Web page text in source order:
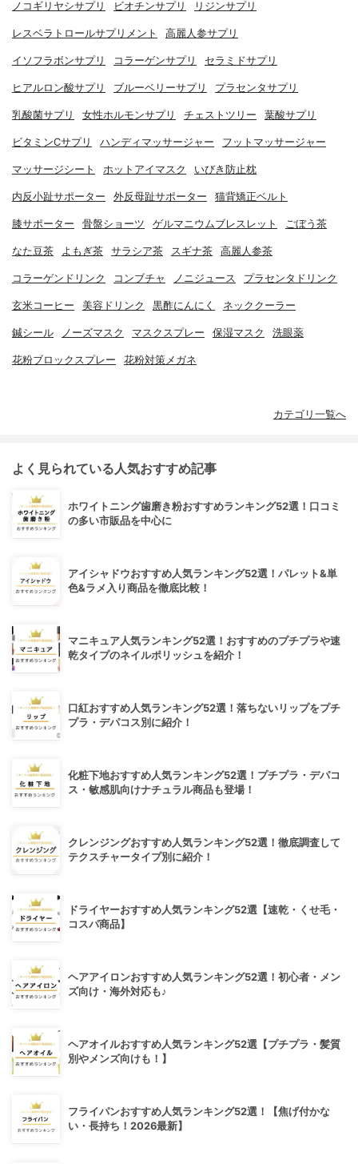
ノコギリヤシサプリ ビオチンサプリ リジンサプリ
レスベラトロールサプリメント 高麗人参サプリ
イソフラボンサプリ コラーゲンサプリ セラミドサプリ
ヒアルロン酸サプリ ブルーベリーサプリ プラセンタサプリ
乳酸菌サプリ 女性ホルモンサプリ チェストツリー 葉酸サプリ
ビタミンCサプリ ハンディマッサージャー フットマッサージャー
マッサージシート ホットアイマスク いびき防止枕
内反小趾サポーター 外反母趾サポーター 猫背矯正ベルト
膝サポーター 骨盤ショーツ ゲルマニウムブレスレット ごぼう茶
なた豆茶 よもぎ茶 サラシア茶 スギナ茶 高麗人参茶
コラーゲンドリンク コンブチャ ノニジュース プラセンタドリンク
玄米コーヒー 美容ドリンク 黒酢にんにく ネッククーラー
鍼シール ノーズマスク マスクスプレー 保湿マスク 洗眼薬
花粉ブロックスプレー 花粉対策メガネ
カテゴリ一覧へ
よく見られている人気おすすめ記事
ホワイトニング歯磨き粉おすすめランキング52選！口コミ
の多い市販品を中心に
アイシャドウおすすめ人気ランキング52選！パレット&単
色&ラメ入り商品を徹底比較！
マニキュア人気ランキング52選！おすすめのプチプラや速
乾タイプのネイルポリッシュを紹介！
口紅おすすめ人気ランキング52選！落ちないリップをプチ
プラ・デパコス別に紹介！
化粧下地おすすめ人気ランキング52選！プチプラ・デパコ
ス・敏感肌向けナチュラル商品も登場！
クレンジングおすすめ人気ランキング52選！徹底調査して
テクスチャータイプ別に紹介！
ドライヤーおすすめ人気ランキング52選【速乾・くせ毛・
コスパ商品】
ヘアアイロンおすすめ人気ランキング52選！初心者・メン
ズ向け・海外対応も♪
ヘアオイルおすすめ人気ランキング52選【プチプラ・髪質
別やメンズ向けも！】
フライパンおすすめ人気ランキング52選！【焦げ付かな
い・長持ち！2026最新】